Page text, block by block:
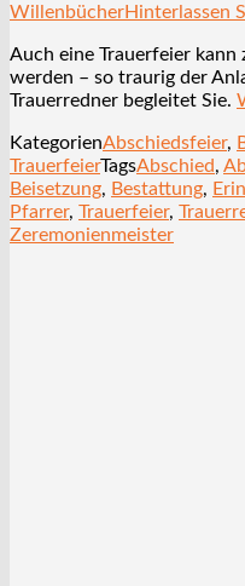
WillenbücherHinterlassen
Auch eine Trauerfeier kann
werden – so traurig der
Trauerredner begleitet Sie.
KategorienAbschiedsfeier,
TrauerfeierTagsAbschied,
Beisetzung, Bestattung,
Pfarrer, Trauerfeier,
Zeremonienmeister